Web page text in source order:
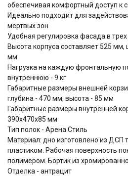
обеспечивая комфортный доступ к
Идеально подходит для
мертвых зон
Удобная регулировка фасада в трех
Высота корпуса составляет 525
мм
Нагрузка на каждую фронтальную
внутреннюю - 9 кг
Габаритные размеры внешней
глубина - 470 мм, высота - 85 мм
Габаритные размеры внутренней
390х470х85 мм
Тип полок - Арена Стиль
Материал: дно изготовлено из ДСП
пластиком. Рабочая поверхность
полимером. Бортик из
Отделка - антрацит